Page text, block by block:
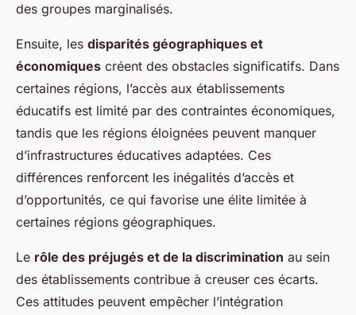
des groupes marginalisés.
Ensuite, les disparités géographiques et
économiques créent des obstacles significatifs. Dans
certaines régions, l’accès aux établissements
éducatifs est limité par des contraintes économiques,
tandis que les régions éloignées peuvent manquer
d’infrastructures éducatives adaptées. Ces
différences renforcent les inégalités d’accès et
d’opportunités, ce qui favorise une élite limitée à
certaines régions géographiques.
Le rôle des préjugés et de la discrimination au sein
des établissements contribue à creuser ces écarts.
Ces attitudes peuvent empêcher l’intégration